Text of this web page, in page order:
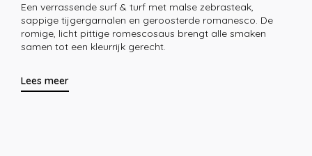
Een verrassende surf & turf met malse zebrasteak,
sappige tijgergarnalen en geroosterde romanesco. De
romige, licht pittige romescosaus brengt alle smaken
samen tot een kleurrijk gerecht.
Lees meer